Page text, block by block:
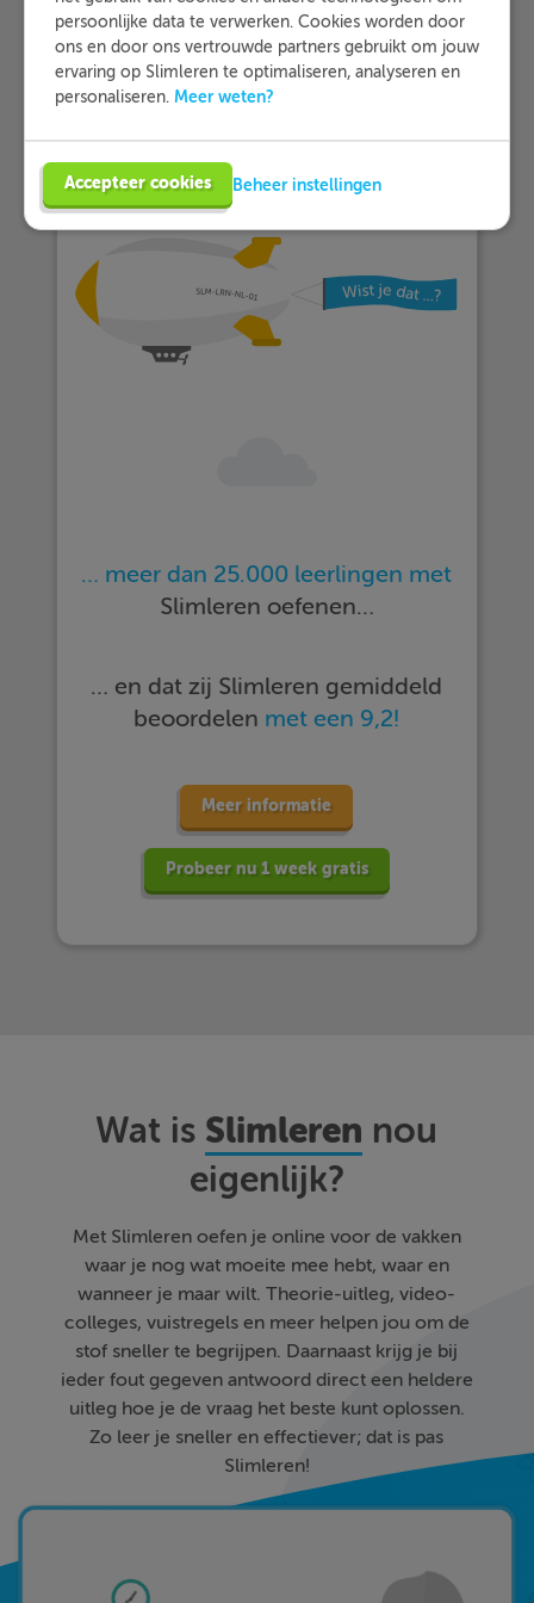
… meer dan 25.000 leerlingen met
Slimleren oefenen…
… en dat zij Slimleren gemiddeld
beoordelen met een 9,2!
Meer informatie
Probeer nu 1 week gratis
Wat is Slimleren nou
eigenlijk?
Met Slimleren oefen je online voor de vakken
waar je nog wat moeite mee hebt, waar en
wanneer je maar wilt. Theorie-uitleg, video-
colleges, vuistregels en meer helpen jou om de
stof sneller te begrijpen. Daarnaast krijg je bij
ieder fout gegeven antwoord direct een heldere
uitleg hoe je de vraag het beste kunt oplossen.
Zo leer je sneller en effectiever; dat is pas
Slimleren!
persoonlijke data te verwerken. Cookies worden door
ons en door ons vertrouwde partners gebruikt om jouw
ervaring op Slimleren te optimaliseren, analyseren en
personaliseren. Meer weten?
Accepteer cookies Beheer instellingen